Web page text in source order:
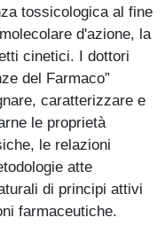
tossicologica al fine
d'azione, la
cinetici. I dottori
del Farmaco”
caratterizzare e
le proprietà
le relazioni
atte
di principi attivi
farmaceutiche.